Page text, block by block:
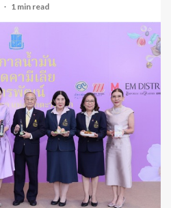
1 min read